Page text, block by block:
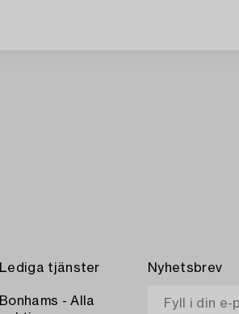
Lediga tjänster
Bonhams - Alla
Nyhetsbrev